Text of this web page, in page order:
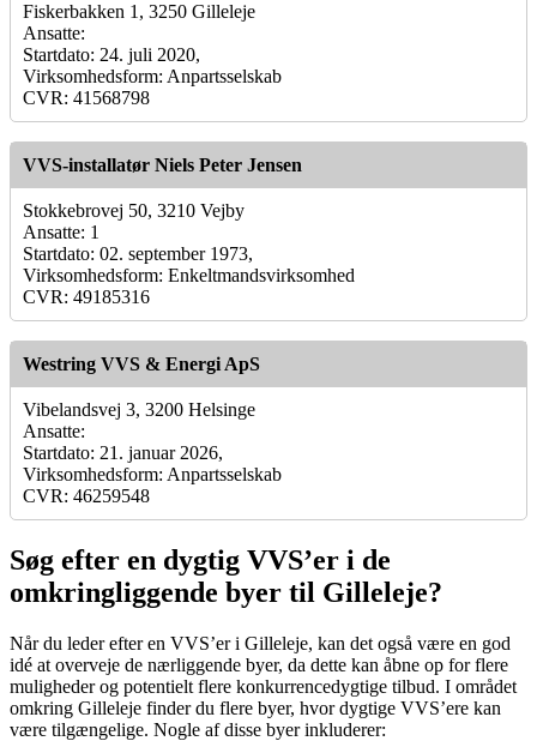
Fiskerbakken 1, 3250 Gilleleje
Ansatte:
Startdato: 24. juli 2020,
Virksomhedsform: Anpartsselskab
CVR: 41568798
VVS-installatør Niels Peter Jensen
Stokkebrovej 50, 3210 Vejby
Ansatte: 1
Startdato: 02. september 1973,
Virksomhedsform: Enkeltmandsvirksomhed
CVR: 49185316
Westring VVS & Energi ApS
Vibelandsvej 3, 3200 Helsinge
Ansatte:
Startdato: 21. januar 2026,
Virksomhedsform: Anpartsselskab
CVR: 46259548
Søg efter en dygtig VVS’er i de
omkringliggende byer til Gilleleje?
Når du leder efter en VVS’er i Gilleleje, kan det også være en god
idé at overveje de nærliggende byer, da dette kan åbne op for flere
muligheder og potentielt flere konkurrencedygtige tilbud. I området
omkring Gilleleje finder du flere byer, hvor dygtige VVS’ere kan
være tilgængelige. Nogle af disse byer inkluderer: